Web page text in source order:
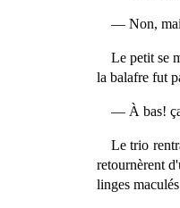
— Non,
Le petit se
la balafre fut
— À bas! ça
Le trio
retournèrent
linges